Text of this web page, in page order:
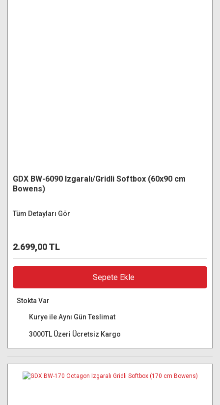
GDX BW-6090 Izgaralı/Gridli Softbox (60x90 cm
Bowens)
Tüm Detayları Gör
2.699,00 TL
Sepete Ekle
Stokta Var
Kurye ile Aynı Gün Teslimat
3000TL Üzeri Ücretsiz Kargo